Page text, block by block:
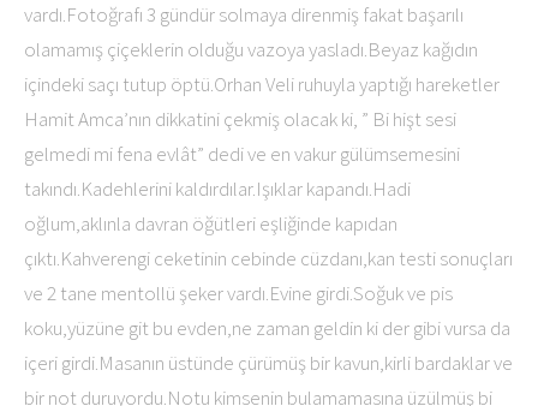
vardı.Fotoğrafı 3 gündür solmaya direnmiş fakat başarılı
olamamış çiçeklerin olduğu vazoya yasladı.Beyaz kağıdın
içindeki saçı tutup öptü.Orhan Veli ruhuyla yaptığı hareketler
Hamit Amca’nın dikkatini çekmiş olacak ki, ” Bi hişt sesi
gelmedi mi fena evlât” dedi ve en vakur gülümsemesini
takındı.Kadehlerini kaldırdılar.Işıklar kapandı.Hadi
oğlum,aklınla davran öğütleri eşliğinde kapıdan
çıktı.Kahverengi ceketinin cebinde cüzdanı,kan testi sonuçları
ve 2 tane mentollü şeker vardı.Evine girdi.Soğuk ve pis
koku,yüzüne git bu evden,ne zaman geldin ki der gibi vursa da
içeri girdi.Masanın üstünde çürümüş bir kavun,kirli bardaklar ve
bir not duruyordu.Notu kimsenin bulamamasına üzülmüş bi